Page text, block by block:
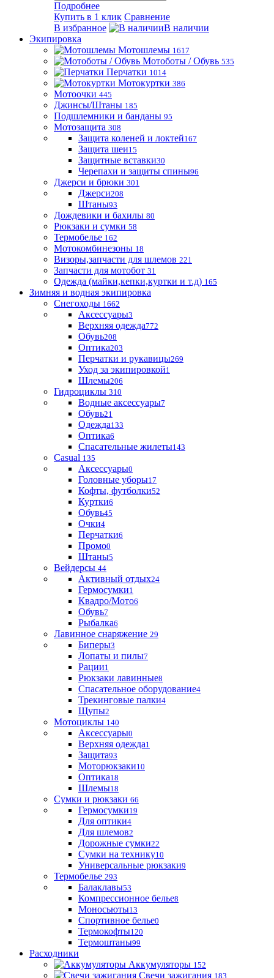
Подробнее
Купить в 1 клик Сравнение
В избранное
В наличии
Экипировка
Мотошлемы 1617
Мотоботы / Обувь 535
Перчатки 1014
Мотокуртки 386
Мотоочки 445
Джинсы/Штаны 185
Подшлемники и банданы 95
Мотозащита 308
Защита коленей и локтей167
Защита шеи15
Защитные вставки30
Черепахи и защиты спины96
Джерси и брюки 301
Джерси208
Штаны93
Дождевики и бахилы 80
Рюкзаки и сумки 58
Термобелье 162
Мотокомбинезоны 18
Визоры,запчасти для шлемов 221
Запчасти для мотобот 31
Одежда (майки,кепки,куртки и т.д) 165
Зимняя и водная экипировка
Снегоходы 1662
Аксессуары3
Верхняя одежда772
Обувь208
Оптика203
Перчатки и рукавицы269
Уход за экипировкой1
Шлемы206
Гидроциклы 310
Водные аксессуары7
Обувь21
Одежда133
Оптика6
Спасательные жилеты143
Casual 135
Аксессуары0
Головные уборы17
Кофты, футболки52
Куртки6
Обувь45
Очки4
Перчатки6
Промо0
Штаны5
Вейдерсы 44
Активный отдых24
Гермосумки1
Квадро/Мото6
Обувь7
Рыбалка6
Лавинное снаряжение 29
Биперы3
Лопаты и пилы7
Рации1
Рюкзаки лавинные8
Спасательное оборудование4
Трекинговые палки4
Щупы2
Мотоциклы 140
Аксессуары0
Верхняя одежда1
Защита93
Моторюкзаки10
Оптика18
Шлемы18
Сумки и рюкзаки 66
Гермосумки19
Для оптики4
Для шлемов2
Дорожные сумки22
Сумки на технику10
Универсальные рюкзаки9
Термобелье 293
Балаклавы53
Компрессионное белье8
Моносьюты13
Спортивное белье0
Термокофты120
Термоштаны99
Расходники
Аккумуляторы 152
Свечи зажигания 183